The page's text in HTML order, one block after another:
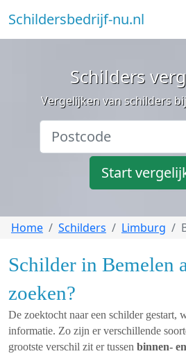
Schildersbedrijf-nu.nl
Schilders
Vergelijken van schilders
Start
Home Schilders Limburg
Schilder in Bemelen
zoeken?
De zoektocht naar een schilder gestart,
informatie. Zo zijn er verschillende
grootste verschil zit er tussen binnen-